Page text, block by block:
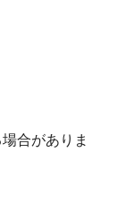
合がありま